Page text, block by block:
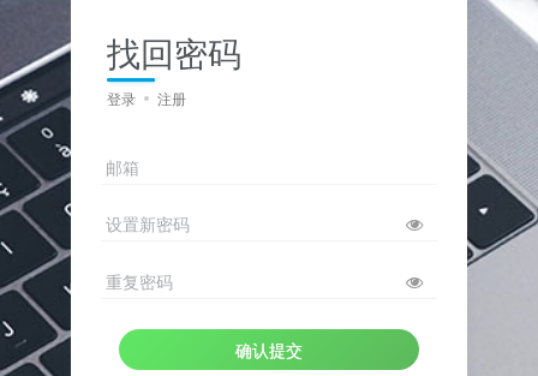
找回密码
登录 注册
邮箱
设置新密码
重复密码
确认提交